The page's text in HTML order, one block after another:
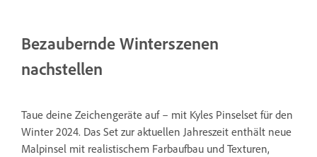
Bezaubernde Winterszenen
nachstellen
Taue deine Zeichengeräte auf – mit Kyles Pinselset für den
Winter 2024. Das Set zur aktuellen Jahreszeit enthält neue
Malpinsel mit realistischem Farbaufbau und Texturen,